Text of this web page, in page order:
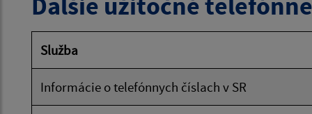
Služba
Informácie o telefónnych číslach v SR